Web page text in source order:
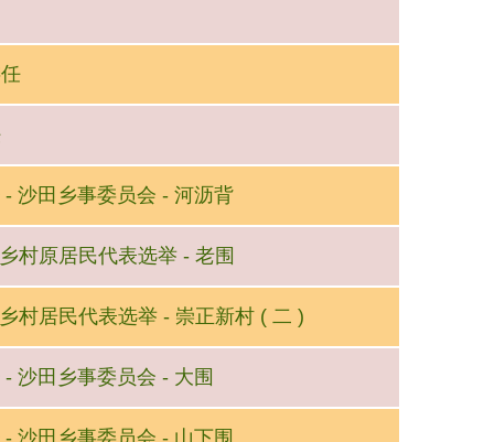
沙田乡事委员会 - 河沥背
村原居民代表选举 - 老围
村居民代表选举 - 崇正新村 ( 二 )
沙田乡事委员会 - 大围
沙田乡事委员会 - 山下围